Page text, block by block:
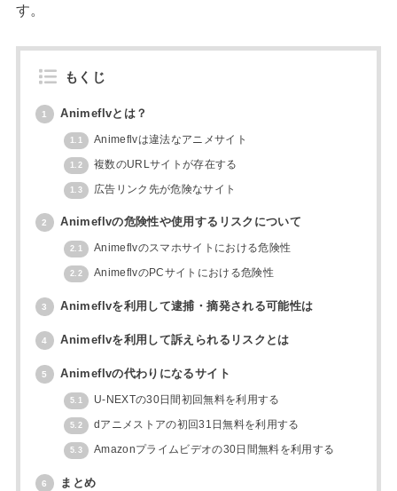
す。
もくじ
1 Animeflvとは？
1.1 Animeflvは違法なアニメサイト
1.2 複数のURLサイトが存在する
1.3 広告リンク先が危険なサイト
2 Animeflvの危険性や使用するリスクについて
2.1 Animeflvのスマホサイトにおける危険性
2.2 AnimeflvのPCサイトにおける危険性
3 Animeflvを利用して逮捕・摘発される可能性は
4 Animeflvを利用して訴えられるリスクとは
5 Animeflvの代わりになるサイト
5.1 U-NEXTの30日間初回無料を利用する
5.2 dアニメストアの初回31日無料を利用する
5.3 Amazonプライムビデオの30日間無料を利用する
6 まとめ